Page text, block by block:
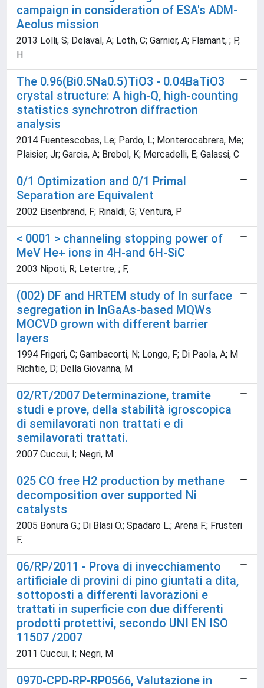
campaign in consideration of ESA's ADM-
Aeolus mission
2013 Lolli, S; Delaval, A; Loth, C; Garnier, A; Flamant, ; P,
H
The 0.96(Bi0.5Na0.5)TiO3 - 0.04BaTiO3
crystal structure: A high-Q, high-counting
statistics synchrotron diffraction
analysis
2014 Fuentescobas, Le; Pardo, L; Monterocabrera, Me;
Plaisier, Jr; Garcia, A; Brebol, K; Mercadelli, E; Galassi, C
0/1 Optimization and 0/1 Primal
Separation are Equivalent
2002 Eisenbrand, F; Rinaldi, G; Ventura, P
< 0001 > channeling stopping power of
MeV He+ ions in 4H-and 6H-SiC
2003 Nipoti, R; Letertre, ; F,
(002) DF and HRTEM study of In surface
segregation in InGaAs-based MQWs
MOCVD grown with different barrier
layers
1994 Frigeri, C; Gambacorti, N; Longo, F; Di Paola, A; M
Richtie, D; Della Giovanna, M
02/RT/2007 Determinazione, tramite
studi e prove, della stabilità igroscopica
di semilavorati non trattati e di
semilavorati trattati.
2007 Cuccui, I; Negri, M
025 CO free H2 production by methane
decomposition over supported Ni
catalysts
2005 Bonura G.; Di Blasi O.; Spadaro L.; Arena F.; Frusteri
F.
06/RP/2011 - Prova di invecchiamento
artificiale di provini di pino giuntati a dita,
sottoposti a differenti lavorazioni e
trattati in superficie con due differenti
prodotti protettivi, secondo UNI EN ISO
11507 /2007
2011 Cuccui, I; Negri, M
0970-CPD-RP-RP0566, Valutazione in